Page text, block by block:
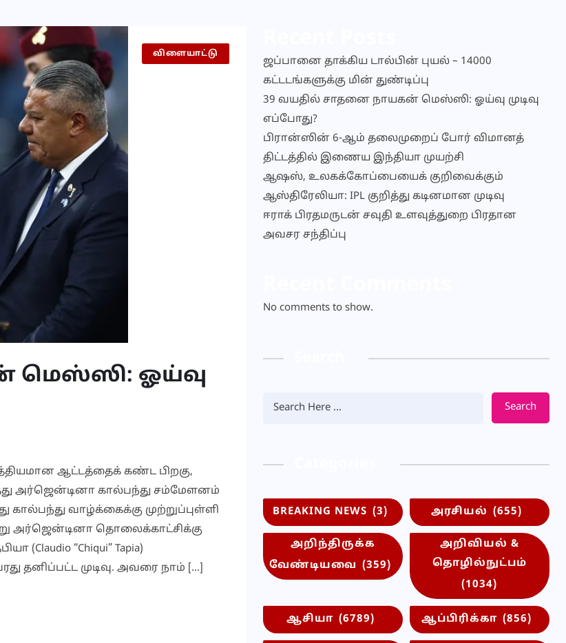
செய்தி
விளையாட்டு
மெஸ்ஸி: ஓய்வு
ஆட்டத்தைக் கண்ட பிறகு,
அர்ஜென்டினா கால்பந்து சம்மேளனம்
வாழ்க்கைக்கு முற்றுப்புள்ளி
அர்ஜென்டினா தொலைக்காட்சிக்கு
“Chiqui” Tapia)
தனிப்பட்ட முடிவு. அவரை நாம் […]
ஜப்பானை தாக்கிய டால்பின் புயல் – 14000
கட்டடங்களுக்கு மின் துண்டிப்பு
39 வயதில் சாதனை நாயகன் மெஸ்ஸி: ஓய்வு முடிவு
எப்போது?
பிரான்ஸின் 6-ஆம் தலைமுறைப் போர் விமானத்
திட்டத்தில் இணைய இந்தியா முயற்சி
ஆஷஸ், உலகக்கோப்பையைக் குறிவைக்கும்
ஆஸ்திரேலியா: IPL குறித்து கடினமான முடிவு
ஈராக் பிரதமருடன் சவுதி உளவுத்துறை பிரதான
அவசர சந்திப்பு
No comments to show.
Search
BREAKING NEWS (3) அரசியல் (655)
அறிந்திருக்க
வேண்டியவை (359)
அறிவியல் &
தொழில்நுட்பம்
(1034)
ஆசியா (6789) ஆப்பிரிக்கா (856)